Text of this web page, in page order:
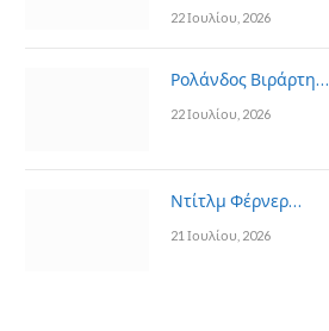
22 Ιουλίου, 2026
Ρολάνδος Βιράρτη…
22 Ιουλίου, 2026
Ντίτλμ Φέρνερ…
21 Ιουλίου, 2026